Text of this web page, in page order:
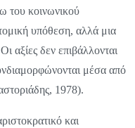
του κοινωνικού
υπόθεση, αλλά μια
αξίες δεν επιβάλλονται
μέσα από
1978).
και